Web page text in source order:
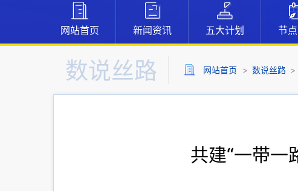
网站首页 新闻资讯 五大计划 节
数说丝路 网站首页 > 数说丝路 >
共建“一带一